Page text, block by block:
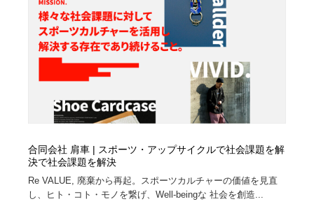
合同会社 肩車 | スポーツ・アップサイクルで社会課題を解
決で社会課題を解決
Re VALUE, 廃棄から再起。スポーツカルチャーの価値を見直
し、ヒト・コト・モノを繋げ、Well-beingな 社会を創造...